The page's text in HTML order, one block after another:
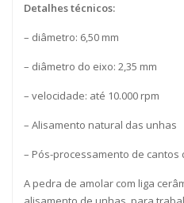
Detalhes técnicos:
– diâmetro: 6,50 mm
– diâmetro do eixo: 2,35 mm
– velocidade: até 10.000 rpm
– Alisamento natural das unhas
– Pós-processamento de cantos
A pedra de amolar com liga